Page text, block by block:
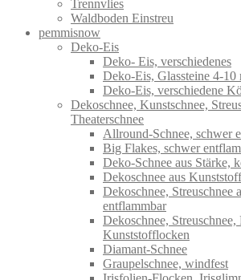
Trennvlies
Waldboden Einstreu
pemmisnow
Deko-Eis
Deko- Eis, verschiedenes
Deko-Eis, Glassteine 4-10
Deko-Eis, verschiedene
Dekoschnee, Kunstschnee,
Theaterschnee
Allround-Schnee, schwer
Big Flakes, schwer
Deko-Schnee aus Stärke,
Dekoschnee aus
Dekoschnee, Streuschnee
entflammbar
Dekoschnee, Streuschnee,
Kunststofflocken
Diamant-Schnee
Graupelschnee, windfest